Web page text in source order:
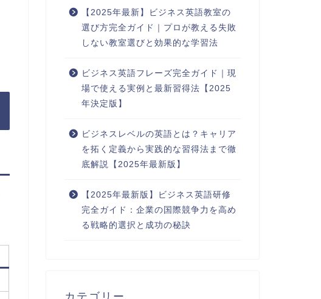
【2025年最新】ビジネス英語教室の
選び方完全ガイド｜プロが教える失敗
しない教室選びと効果的な学習法
ビジネス英語フレーズ完全ガイド｜現
場で使える実例と最新習得法【2025
年決定版】
ビジネスレベルの英語とは？キャリア
を拓く定義から実践的な習得法まで徹
底解説【2025年最新版】
【2025年最新版】ビジネス英語研修
完全ガイド：企業の国際競争力を高め
る戦略的選択と成功の秘訣
カテゴリー